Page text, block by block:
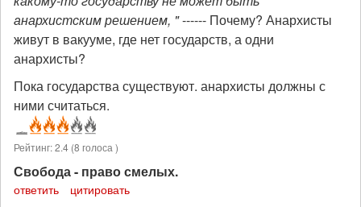
анархистским решением, "------ Почему? Анархисты
живут в вакууме, где нет государств, а одни
анархисты?
Пока государства существуют. анархисты должны с
ними считаться.
Рейтинг:2.4 (8 голоса )
Свобода - право смелых.
ответить цитировать